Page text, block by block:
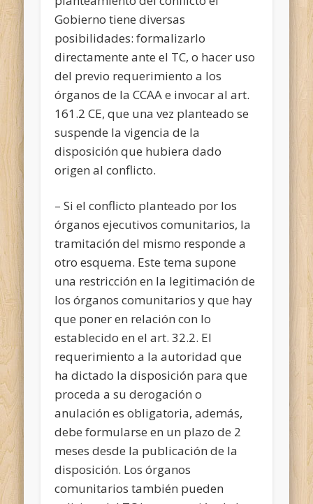
Gobierno tiene diversas
posibilidades: formalizarlo
directamente ante el TC, o hacer uso
del previo requerimiento a los
órganos de la CCAA e invocar al art.
161.2 CE, que una vez planteado se
suspende la vigencia de la
disposición que hubiera dado
origen al conflicto.
– Si el conflicto planteado por los
órganos ejecutivos comunitarios, la
tramitación del mismo responde a
otro esquema. Este tema supone
una restricción en la legitimación de
los órganos comunitarios y que hay
que poner en relación con lo
establecido en el art. 32.2. El
requerimiento a la autoridad que
ha dictado la disposición para que
proceda a su derogación o
anulación es obligatoria, además,
debe formularse en un plazo de 2
meses desde la publicación de la
disposición. Los órganos
comunitarios también pueden